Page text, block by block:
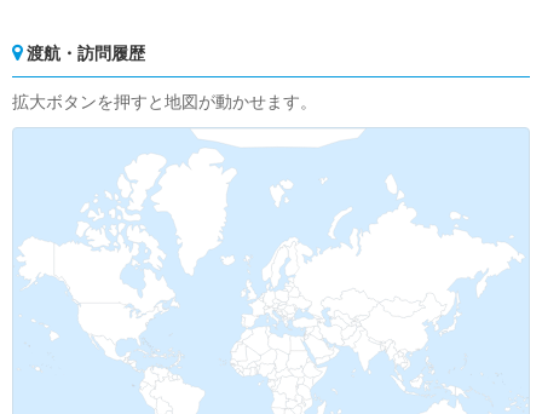
渡航・訪問履歴
拡大ボタンを押すと地図が動かせます。